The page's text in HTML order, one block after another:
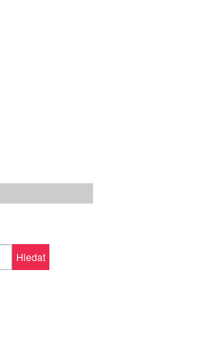
Hledat